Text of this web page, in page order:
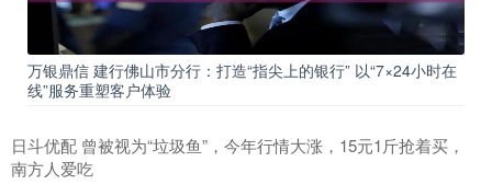
万银鼎信 建行佛山市分行：打造“指尖上的银行” 以“7×24小时在
线”服务重塑客户体验
日斗优配 曾被视为“垃圾鱼”，今年行情大涨，15元1斤抢着买，
南方人爱吃